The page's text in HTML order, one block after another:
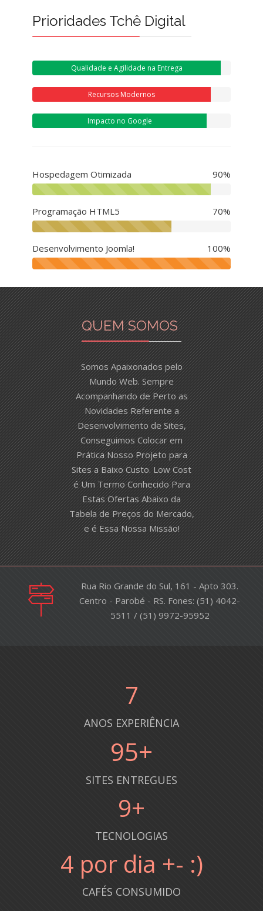
Prioridades Tchê Digital
Qualidade e Agilidade na Entrega
Recursos Modernos
Impacto no Google
Hospedagem Otimizada 90%
Programação HTML5 70%
Desenvolvimento Joomla! 100%
QUEM SOMOS
Somos Apaixonados pelo
Mundo Web. Sempre
Acompanhando de Perto as
Novidades Referente a
Desenvolvimento de Sites,
Conseguimos Colocar em
Prática Nosso Projeto para
Sites a Baixo Custo. Low Cost
é Um Termo Conhecido Para
Estas Ofertas Abaixo da
Tabela de Preços do Mercado,
e é Essa Nossa Missão!
Rua Rio Grande do Sul, 161 - Apto 303.
Centro - Parobé - RS. Fones: (51) 4042-
5511 / (51) 9972-95952
8
ANOS EXPERIÊNCIA
100+
SITES ENTREGUES
10+
TECNOLOGIAS
5 por dia +- :)
CAFÉS CONSUMIDO